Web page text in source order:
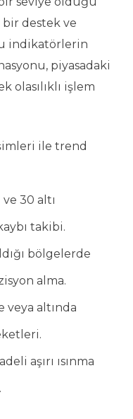
destek ve
indikatörlerin
piyasadaki
işlem
ile trend
30 altı
takibi.
bölgelerde
alma.
veya altında
aşırı ısınma